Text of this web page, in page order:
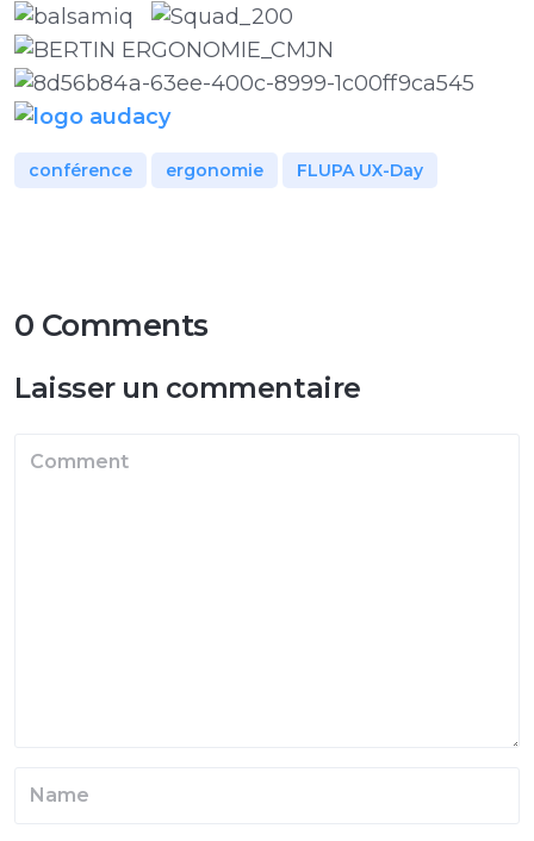
conférence ergonomie FLUPA UX-Day
0 Comments
Laisser un commentaire